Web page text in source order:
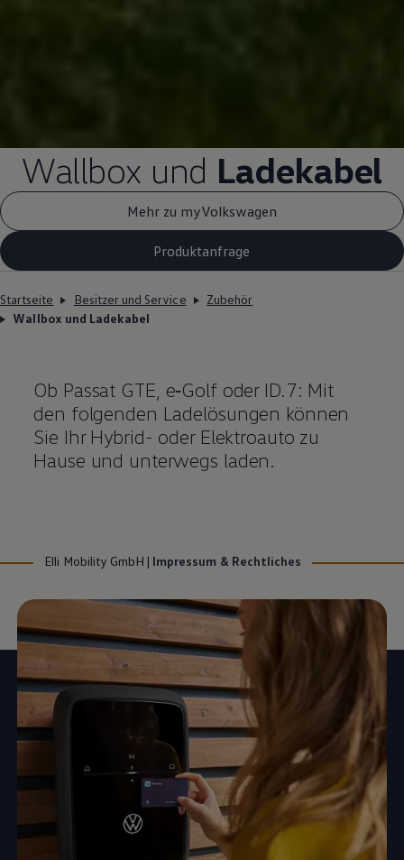
Wallbox und Ladekabel
Mehr zu myVolkswagen
Produktanfrage
Startseite Besitzer und Service
Zubehör
Wallbox und Ladekabel
Ob Passat GTE e‑Golfoder ID.7: Mit
den folgenden Ladelösungen können
Sie Ihr Hybrid- oder Elektroauto zu
Hause und unterwegs laden.
Elli Mobility GmbH | Impressum & Rechtliches